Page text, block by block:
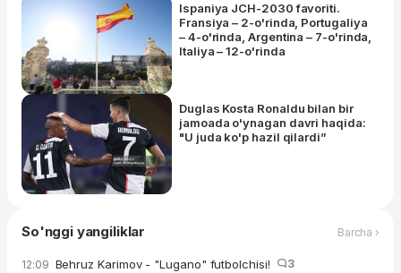
Ispaniya JCH-2030 favoriti.
Fransiya – 2-o'rinda, Portugaliya
– 4-o'rinda, Argentina – 7-o'rinda,
Italiya – 12-o'rinda
Duglas Kosta Ronaldu bilan bir
jamoada o'ynagan davri haqida:
"U juda ko'p hazil qilardi”
So'nggi yangiliklar Barcha ›
12:09 Behruz Karimov - "Lugano" futbolchisi! 3